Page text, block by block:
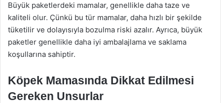
Büyük paketlerdeki mamalar, genellikle daha taze ve
kaliteli olur. Çünkü bu tür mamalar, daha hızlı bir şekilde
tüketilir ve dolayısıyla bozulma riski azalır. Ayrıca, büyük
paketler genellikle daha iyi ambalajlama ve saklama
koşullarına sahiptir.
Köpek Mamasında Dikkat Edilmesi
Gereken Unsurlar